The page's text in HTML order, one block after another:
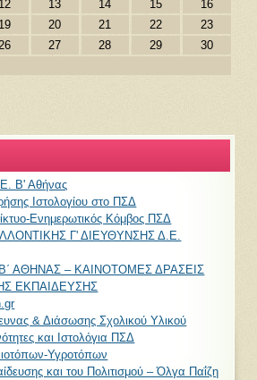
12 13 14 15
16
19 20 21 22
23
26 27 28 29
30
Β' Αθήνας
Ιστολογίου στο ΠΣΔ
Ενημερωτικός Κόμβος ΠΣΔ
Γ' ΔΙΕΥΘΥΝΣΗΣ Δ.Ε.
ΑΘΗΝΑΣ – KAINOTOMEΣ ΔΡΑΣΕΙΣ
ΕΚΠΑΙΔΕΥΣΗΣ
& Διάσωσης Σχολικού Υλικού
και Ιστολόγια ΠΣΔ
Υγροτόπων
και του Πολιτισμού – Όλγα Παΐζη